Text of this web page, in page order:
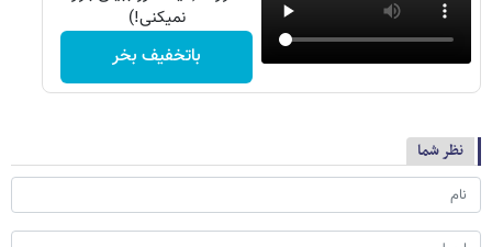
نمیکنی!)
باتخفیف بخر
نظر شما